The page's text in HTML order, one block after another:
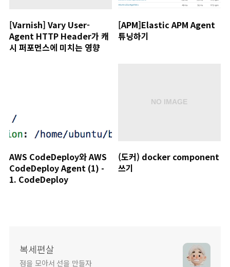
[Varnish] Vary User-
Agent HTTP Header가 캐
시 퍼포먼스에 미치는 영향
[APM]Elastic APM Agent
튜닝하기
AWS CodeDeploy와 AWS
CodeDeploy Agent (1) -
1. CodeDeploy
(도커) docker component
쓰기
복세편살
점을 모아서 선을 만들자